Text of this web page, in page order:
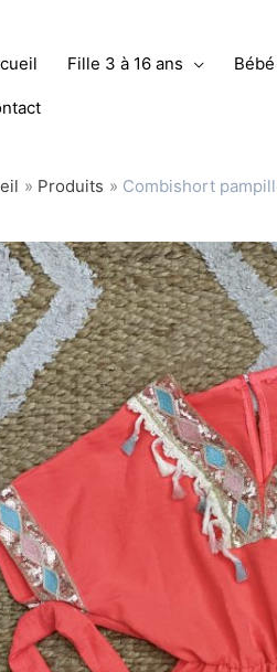
Fille 3 à 16 ans
Produits Combishort